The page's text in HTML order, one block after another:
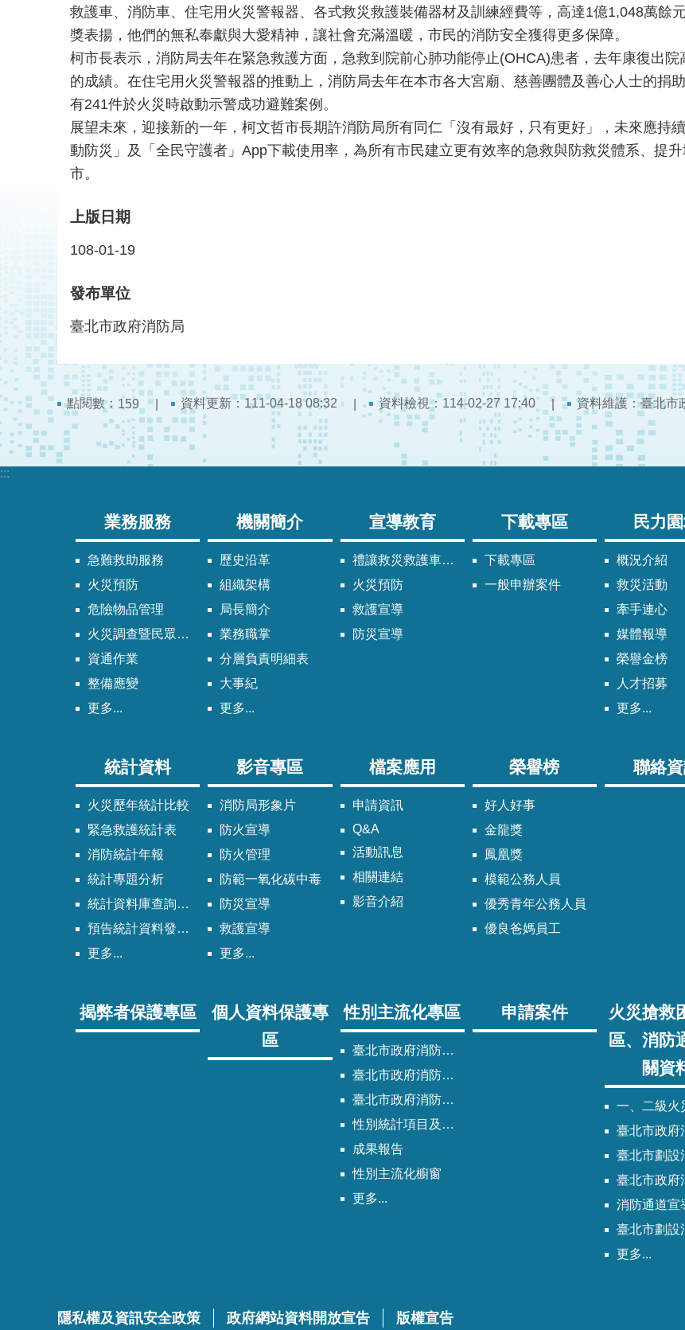
救護車、消防車、住宅用火災警報器、各式救災救護裝備器材及訓練經費等，高達1億1,048萬餘
獎表揚，他們的無私奉獻與大愛精神，讓社會充滿溫暖，市民的消防安全獲得更多保障。
柯市長表示，消防局去年在緊急救護方面，急救到院前心肺功能停止(OHCA)患者，去年康復出
的成績。在住宅用火災警報器的推動上，消防局去年在本市各大宮廟、慈善團體及善心人士的捐
有241件於火災時啟動示警成功避難案例。
展望未來，迎接新的一年，柯文哲市長期許消防局所有同仁「沒有最好，只有更好」，未來應持
動防災」及「全民守護者」App下載使用率，為所有市民建立更有效率的急救與防救災體系、提
市。
上版日期
108-01-19
發布單位
臺北市政府消防局
點閱數： 159 資料更新：111-04-18 08:32 資料檢視：114-02-27 17:40 資料維護：臺北市
:::
業務服務
急難救助服務
火災預防
危險物品管理
火災調查暨民眾申請服務
資通作業
整備應變
更多...
機關簡介
歷史沿革
組織架構
局長簡介
業務職掌
分層負責明細表
大事紀
更多...
宣導教育
禮讓救災救護車輛須知
火災預防
救護宣導
防災宣導
下載專區
下載專區
一般申辦案件
民力
概況介紹
救災活動
牽手連心
媒體報導
榮譽金榜
人才招募
更多...
統計資料
火災歷年統計比較
緊急救護統計表
消防統計年報
統計專題分析
統計資料庫查詢系統
預告統計資料發布時間表
更多...
影音專區
消防局形象片
防火宣導
防火管理
防範一氧化碳中毒
防災宣導
救護宣導
更多...
檔案應用
申請資訊
Q&A
活動訊息
相關連結
影音介紹
榮譽榜
好人好事
金龍獎
鳳凰獎
模範公務人員
優秀青年公務人員
優良爸媽員工
聯絡
揭弊者保護專區
個人資料保護專
區
性別主流化專區
臺北市政府消防局性別主流化實施計畫
臺北市政府消防局性別平等專案小組委員名單
臺北市政府消防局歷次性別平等專案小組會議紀錄
性別統計項目及指標
成果報告
性別主流化櫥窗
更多...
申請案件
火災搶救
區、消防
關資
一、二級火災搶救
臺北市政府消防局劃設消
臺北市劃設消防通
臺北市政府消防通道劃設及管
消防通道宣
臺北市劃設消防通
更多...
隱私權及資訊安全政策 政府網站資料開放宣告 版權宣告